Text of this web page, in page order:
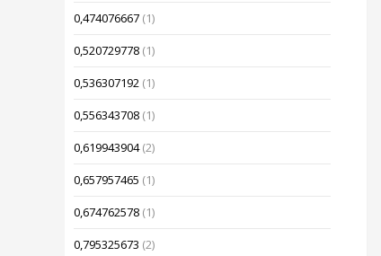
0,474076667 (1)
0,520729778 (1)
0,536307192 (1)
0,556343708 (1)
0,619943904 (2)
0,657957465 (1)
0,674762578 (1)
0,795325673 (2)